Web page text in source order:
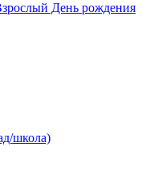
День рождения
школа)